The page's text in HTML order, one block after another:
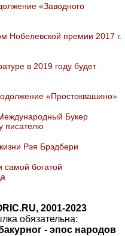
«Заводного
Нобелевской премии 2017 г.
в 2019 году будет
«Простоквашино»
Букер
писателю
Рэя Брэдбери
самой богатой
2001-2023
обязательна:
- эпос народов